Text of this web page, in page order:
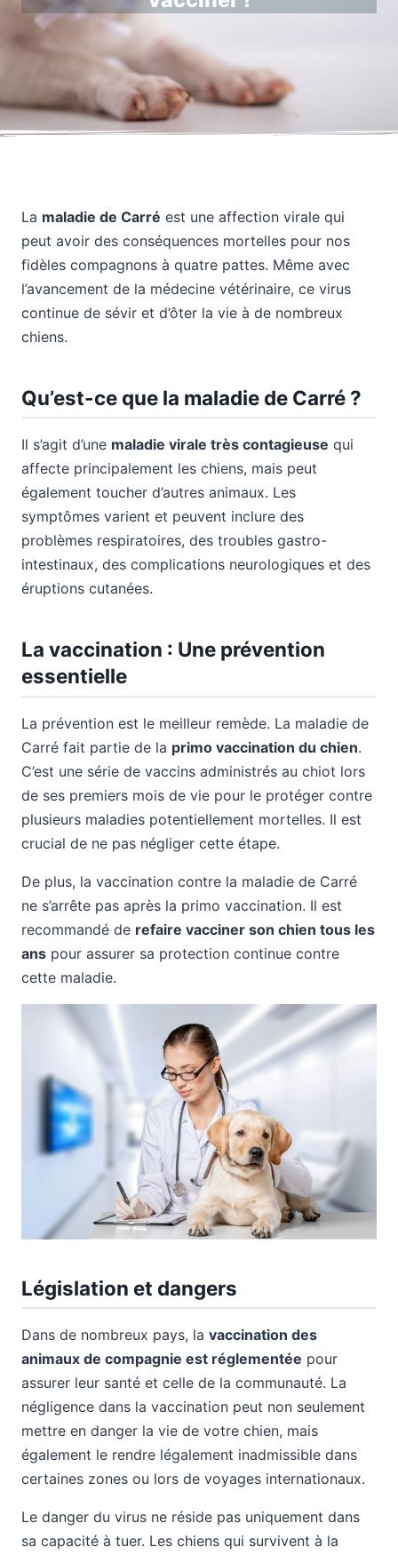
La maladie de Carré est une affection virale qui
peut avoir des conséquences mortelles pour nos
fidèles compagnons à quatre pattes. Même avec
l’avancement de la médecine vétérinaire, ce virus
continue de sévir et d’ôter la vie à de nombreux
chiens.
Qu’est-ce que la maladie de Carré ?
Il s’agit d’une maladie virale très contagieuse qui
affecte principalement les chiens, mais peut
également toucher d’autres animaux. Les
symptômes varient et peuvent inclure des
problèmes respiratoires, des troubles gastro-
intestinaux, des complications neurologiques et des
éruptions cutanées.
La vaccination : Une prévention
essentielle
La prévention est le meilleur remède. La maladie de
Carré fait partie de la primo vaccination du chien.
C’est une série de vaccins administrés au chiot lors
de ses premiers mois de vie pour le protéger contre
plusieurs maladies potentiellement mortelles. Il est
crucial de ne pas négliger cette étape.
De plus, la vaccination contre la maladie de Carré
ne s’arrête pas après la primo vaccination. Il est
recommandé de refaire vacciner son chien tous les
ans pour assurer sa protection continue contre
cette maladie.
Législation et dangers
Dans de nombreux pays, la vaccination des
animaux de compagnie est réglementée pour
assurer leur santé et celle de la communauté. La
négligence dans la vaccination peut non seulement
mettre en danger la vie de votre chien, mais
également le rendre légalement inadmissible dans
certaines zones ou lors de voyages internationaux.
Le danger du virus ne réside pas uniquement dans
sa capacité à tuer. Les chiens qui survivent à la